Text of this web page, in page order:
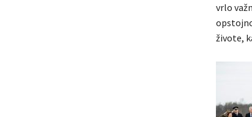
vrlo
živote,